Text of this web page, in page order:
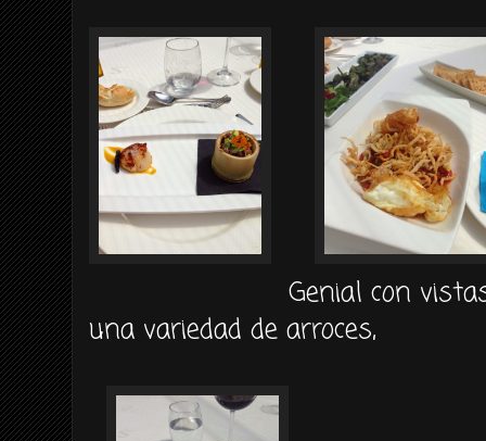
Genial con
una variedad de arroces,